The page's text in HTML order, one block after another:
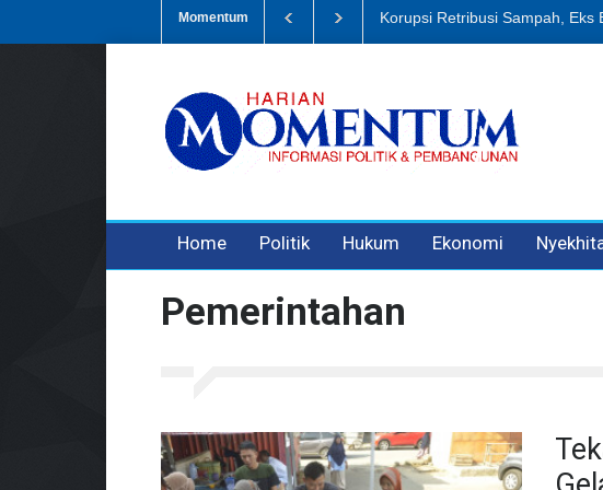
Momentum Dugaan Penipuan Oleh Oknum
Home Politik Hukum Ekonomi
Pemerintahan